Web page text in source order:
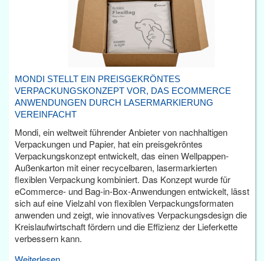
MONDI STELLT EIN PREISGEKRÖNTES
VERPACKUNGSKONZEPT VOR, DAS ECOMMERCE
ANWENDUNGEN DURCH LASERMARKIERUNG
VEREINFACHT
Mondi, ein weltweit führender Anbieter von nachhaltigen
Verpackungen und Papier, hat ein preisgekröntes
Verpackungskonzept entwickelt, das einen Wellpappen-
Außenkarton mit einer recycelbaren, lasermarkierten
flexiblen Verpackung kombiniert. Das Konzept wurde für
eCommerce- und Bag-in-Box-Anwendungen entwickelt, lässt
sich auf eine Vielzahl von flexiblen Verpackungsformaten
anwenden und zeigt, wie innovatives Verpackungsdesign die
Kreislaufwirtschaft fördern und die Effizienz der Lieferkette
verbessern kann.